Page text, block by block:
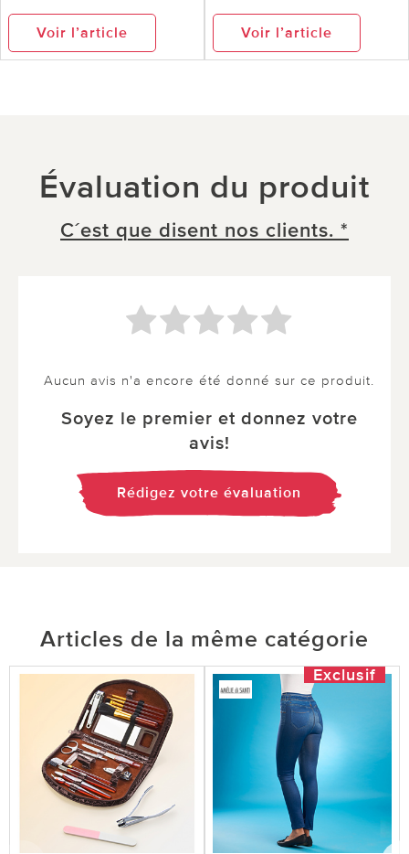
Voir l’article Voir l’article
Évaluation du produit
C´est que disent nos clients. *
Aucun avis n'a encore été donné sur ce produit.
Soyez le premier et donnez votre
avis!
Rédigez votre évaluation
Articles de la même catégorie
Exclusif